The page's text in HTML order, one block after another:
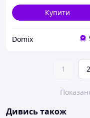
Купити
Domix
1 2
Дивись також